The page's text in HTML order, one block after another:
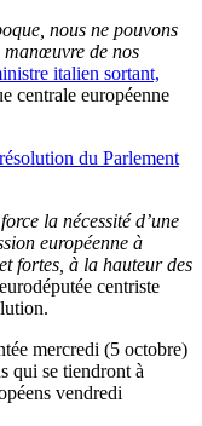
nous ne pouvons
manœuvre de nos
italien sortant,
centrale européenne
du Parlement
la nécessité d’une
européenne à
fortes, à la hauteur des
centriste
mercredi (5 octobre)
qui se tiendront à
vendredi